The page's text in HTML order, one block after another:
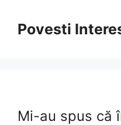
contentPovesti
Mi-au spus că